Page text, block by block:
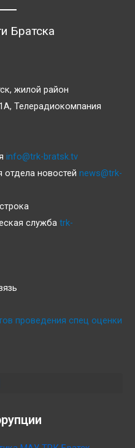
Братска
жилой район
Телерадиокомпания
info@trk-bratsk.tv
новостей news@trk-
служба trk-
проведения спец оценки